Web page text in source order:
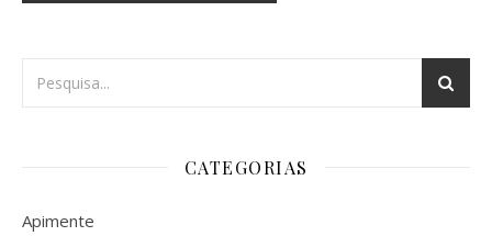
CATEGORIAS
Apimente